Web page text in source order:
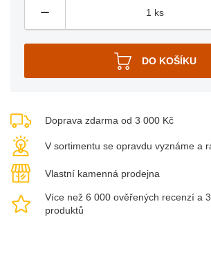
Doprava zdarma od 3 000 Kč
V sortimentu se opravdu vyznáme a
Vlastní kamenná prodejna
Více než 6 000 ověřených recenzí a
produktů